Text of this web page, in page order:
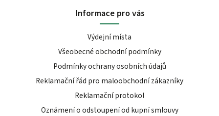
Informace pro vás
Výdejní místa
Všeobecné obchodní podmínky
Podmínky ochrany osobních údajů
Reklamační řád pro maloobchodní zákazníky
Reklamační protokol
Oznámení o odstoupení od kupní smlouvy